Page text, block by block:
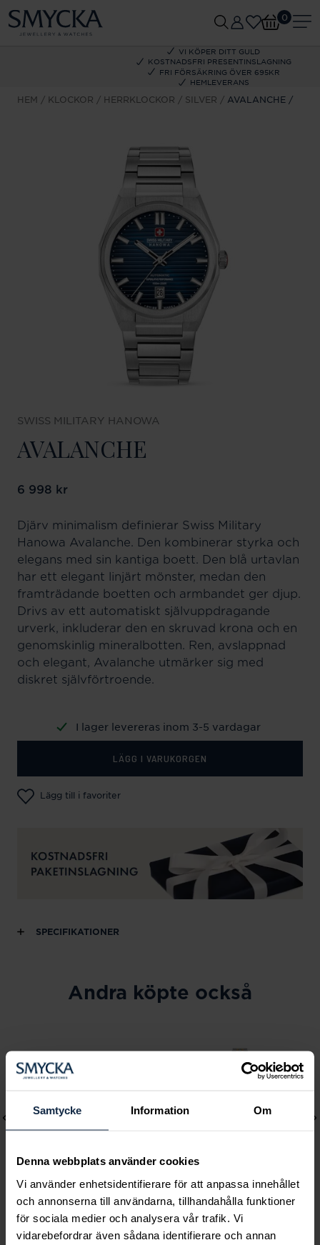
Samtycke Information Om
Denna webbplats använder cookies
Vi använder enhetsidentifierare för att anpassa innehållet
och annonserna till användarna, tillhandahålla funktioner
för sociala medier och analysera vår trafik. Vi
vidarebefordrar även sådana identifierare och annan
VI KÖPER DITT GULD
KOSTNADSFRI PRESENTINSLAGNING
FRI FÖRSÄKRING ÖVER 695KR
HEMLEVERANS
0
HEM KLOCKOR HERRKLOCKOR SILVER AVALANCHE
SWISS MILITARY HANOWA
AVALANCHE
Pris:6 998 kr
6 998 kr
Djärv minimalism definierar Swiss Military
Hanowa Avalanche. Den kombinerar styrka och
elegans med sin kantiga boett. Den blå urtavlan
har ett elegant linjärt mönster, medan den
framträdande boetten och armbandet ger djup.
Drivs av ett automatiskt självuppdragande
urverk, inkluderar den en skruvad krona och en
genomskinlig mineralbotten. Ren, avslappnad
och elegant, Avalanche utmärker sig med
diskret självförtroende.
I lager levereras inom 3-5 vardagar
LÄGG I VARUKORGEN
Lägg till i favoriter
SPECIFIKATIONER
Andra köpte också
Lily and Rose
Emily pearl bracelet -
Mockberg
Royal Watch 28 mm